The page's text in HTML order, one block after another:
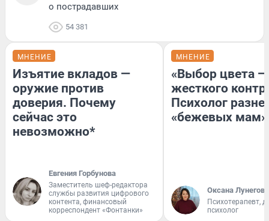
о пострадавших
54 381
МНЕНИЕ
Изъятие вкладов —
оружие против
доверия. Почему
сейчас это
невозможно*
Евгения Горбунова
Заместитель шеф-редактора
службы развития цифрового
контента, финансовый
корреспондент «Фонтанки»
МНЕНИЕ
«Выбор цвета —
жесткого
Психолог
«бежевых мам»
Оксана Лунегова
Психотерапевт,
психолог